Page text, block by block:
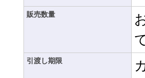
販売数量
引渡し期限